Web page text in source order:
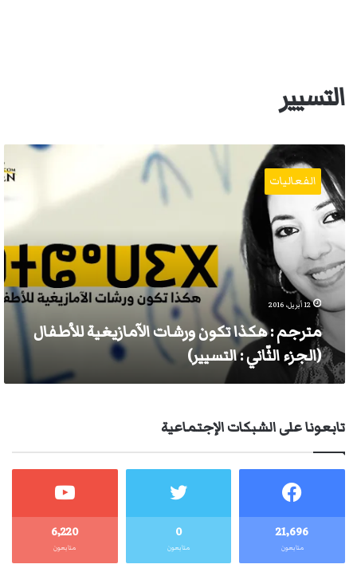
التسيير
مترجم
هكذا
تكون
ورشات
الآمازيغية
للأطفال
(الجزء
الثّاني
:
التسيير)
الفعاليات
12 أبريل، 2016
مترجم : هكذا تكون ورشات الآمازيغية للأطفال
(الجزء الثّاني : التسيير)
تابعونا على الشبكات الإجتماعية
21٬696
متابعون
0
متابعون
6٬220
متابعون